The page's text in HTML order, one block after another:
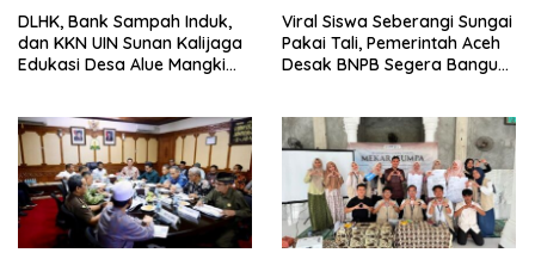
DLHK, Bank Sampah Induk,
dan KKN UIN Sunan Kalijaga
Edukasi Desa Alue Mangki
Viral Siswa Seberangi Sungai
Pakai Tali, Pemerintah Aceh
Desak BNPB Segera Bangun